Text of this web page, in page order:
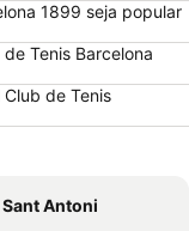
1899 seja popular
Tenis Barcelona
de Tenis
Antoni